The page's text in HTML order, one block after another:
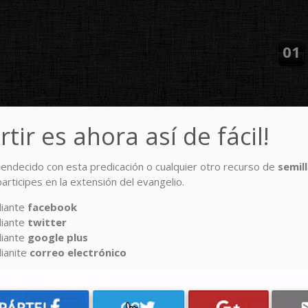
01
RECURSOS NOTICIAS EMISIÓN TV CONTACTO
CON DOS SENTIDOS
es ahora así de fácil!
con esta predicación o cualquier otro recurso de
en la extensión del evangelio.
facebook
twitter
google plus
correo electrónico